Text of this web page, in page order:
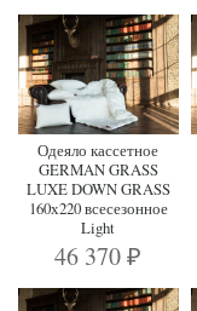
Одеяло кассетное
GERMAN GRASS
LUXE DOWN GRASS
160х220 всесезонное
Light
46 370₽